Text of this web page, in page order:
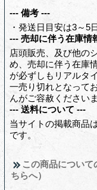
--- 備考 ---
・発送日目安は3～5
--- 売却に伴う在庫情
店頭販売、及び他の
め、売却に伴う在庫
が必ずしもリアルタ
一売り切れとなって
んがご容赦くださいま
--- 送料について ---
当サイトの掲載商品
です。
この商品について
ちらへ）